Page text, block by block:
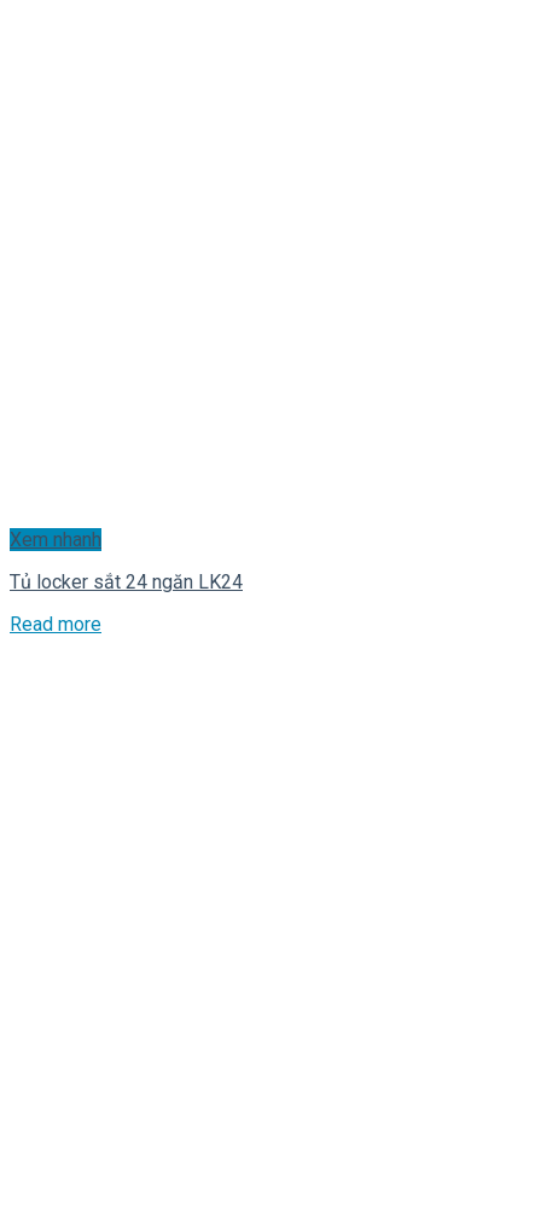
Xem nhanh
Tủ locker sắt 24 ngăn LK24
Read more